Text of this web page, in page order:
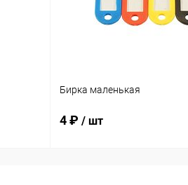
Бирка маленькая
4 ₽ / шт